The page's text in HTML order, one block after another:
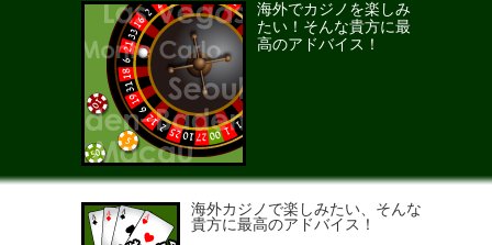
海外でカジノを楽しみ
たい！そんな貴方に最
高のアドバイス！
海外カジノで楽しみたい、そんな
貴方に最高のアドバイス！